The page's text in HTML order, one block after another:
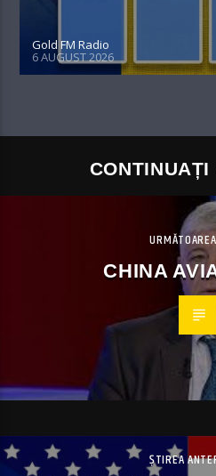
Gold FM Radio
6 AUGUST 2026
CONTINUAȚI
CHINA
ȘTIREA